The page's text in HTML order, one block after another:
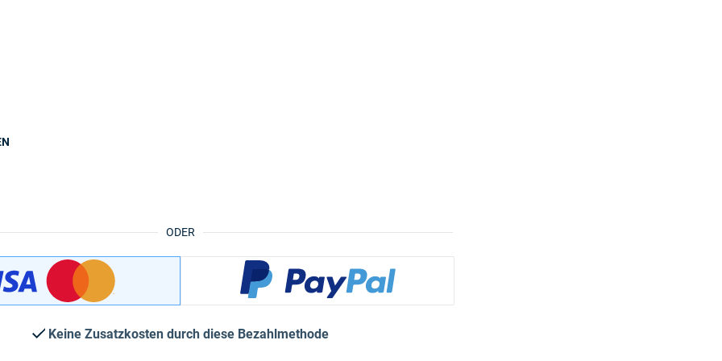
ODER
Keine Zusatzkosten durch diese Bezahlmethode